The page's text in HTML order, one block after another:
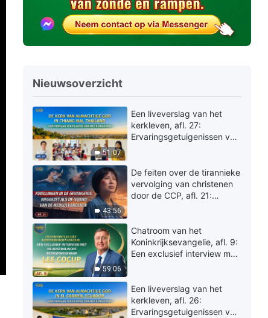
Nieuwsoverzicht
51:07
Een liveverslag van het
kerkleven, afl. 27:
Ervaringsgetuigenissen van
Thailand: Het oordeel
ervaren is zo kostbaar
43:56
De feiten over de tirannieke
vervolging van christenen
door de CCP, afl. 21:
de ‘vijand’ van de
medegevangenen
59:06
Chatroom van het
Koninkrijksevangelie, afl. 9:
Een exclusief interview met
Een liveverslag van het
kerkleven, afl. 26:
Ervaringsgetuigenissen van